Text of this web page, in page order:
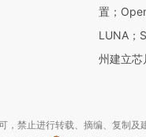
置；
LUNA；
州建立芯
禁止进行转载、摘编、复制及